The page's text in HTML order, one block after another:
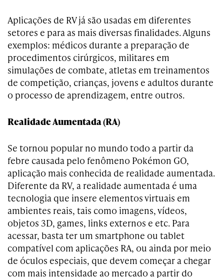
Aplicações de RV já são usadas em diferentes
setores e para as mais diversas finalidades. Alguns
exemplos: médicos durante a preparação de
procedimentos cirúrgicos, militares em
simulações de combate, atletas em treinamentos
de competição, crianças, jovens e adultos durante
o processo de aprendizagem, entre outros.
Realidade Aumentada (RA)
Se tornou popular no mundo todo a partir da
febre causada pelo fenômeno Pokémon GO,
aplicação mais conhecida de realidade aumentada.
Diferente da RV, a realidade aumentada é uma
tecnologia que insere elementos virtuais em
ambientes reais, tais como imagens, vídeos,
objetos 3D, games, links externos e etc. Para
acessar, basta ter um smartphone ou tablet
compatível com aplicações RA, ou ainda por meio
de óculos especiais, que devem começar a chegar
com mais intensidade ao mercado a partir do